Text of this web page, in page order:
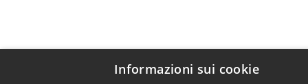
Informazioni sui cookie